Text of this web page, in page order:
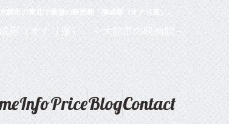
館市の東北で最後の映画館「御成座（オナリ座）」
InfoPriceBlogContact